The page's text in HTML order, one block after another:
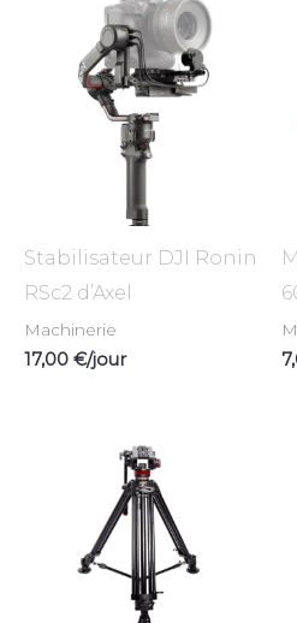
Stabilisateur DJI Ronin
RSc2 d’Axel
Machinerie
17,00 €/jour